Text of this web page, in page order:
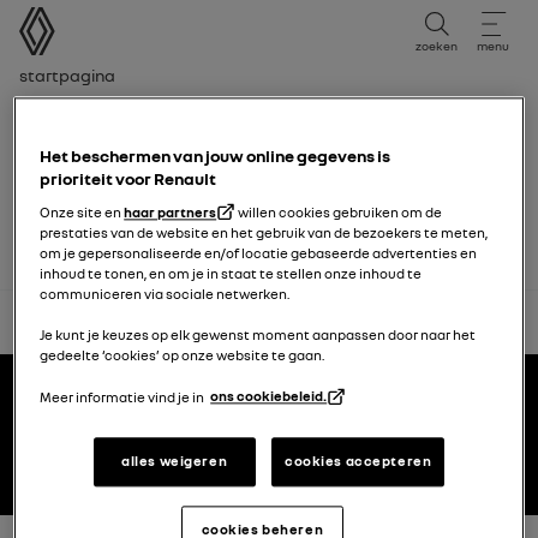
Gebruikershandleiding
zoeken menu
broodkruimelnavigatie
Startpagina
cookies
Voettekst
Het beschermen van jouw online gegevens is
prioriteit voor Renault
Onze site enhaar partners
willen cookies gebruiken om de
prestaties van de website en het gebruik van de bezoekers te meten,
om je gepersonaliseerde en/of locatie gebaseerde advertenties en
inhoud te tonen, en om je in staat te stellen onze inhoud te
communiceren via sociale netwerken.
Je kunt je keuzes op elk gewenst moment aanpassen door naar het
gedeelte ‘cookies’ op onze website te gaan.
Meer informatie vind je in ons cookiebeleid.
alles weigeren cookies accepteren
cookies beheren